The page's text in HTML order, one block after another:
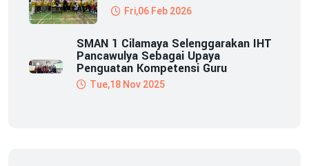
Fri,06 Feb 2026
SMAN 1 Cilamaya Selenggarakan IHT
Pancawulya Sebagai Upaya
Penguatan Kompetensi Guru
Tue,18 Nov 2025